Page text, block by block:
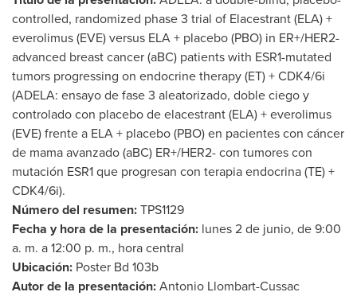
controlled, randomized phase 3 trial of Elacestrant (ELA) +
everolimus (EVE) versus ELA + placebo (PBO) in ER+/HER2-
advanced breast cancer (aBC) patients with ESR1-mutated
tumors progressing on endocrine therapy (ET) + CDK4/6i
(ADELA: ensayo de fase 3 aleatorizado, doble ciego y
controlado con placebo de elacestrant (ELA) + everolimus
(EVE) frente a ELA + placebo (PBO) en pacientes con cáncer
de mama avanzado (aBC) ER+/HER2- con tumores con
mutación ESR1 que progresan con terapia endocrina (TE) +
CDK4/6i).
Número del resumen:TPS1129
Fecha y hora de la presentación: lunes 2 de junio, de 9:00
a. m. a 12:00 p. m., hora central
Ubicación: Poster Bd 103b
Autor de la presentación:Antonio Llombart-Cussac